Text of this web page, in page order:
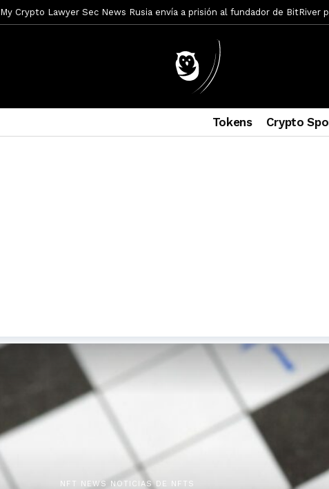
My Crypto Lawyer Sec Cryptocurrency SEC Announces Continuation of
My Crypto Lawyer Sec News XRP price forecast ahead of CLARITY Act
My Crypto Lawyer Sec News Rusia reconoce a Bitcoin como propiedad
My Crypto Lawyer Sec News Arthur Hayes y BitMEX demandados por
Tokens Crypto
NFT NEWS NOTICIAS DE NFTS